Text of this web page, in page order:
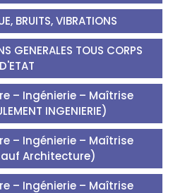
BRUITS, VIBRATIONS
GENERALES TOUS CORPS
D'ETAT
– Ingénierie – Maîtrise
INGENIERIE)
– Ingénierie – Maîtrise
Architecture)
– Ingénierie – Maîtrise